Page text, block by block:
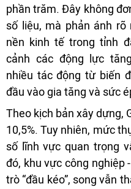
phần trăm. Đây không
số liệu, mà phản ánh
nền kinh tế trong tỉnh
cảnh các động lực
nhiều tác động từ biến
đầu vào gia tăng và sức
Theo kịch bản xây dựng,
10,5%. Tuy nhiên, mức
số lĩnh vực quan trọng
đó, khu vực công nghiệp
trò “đầu kéo”, song vẫn